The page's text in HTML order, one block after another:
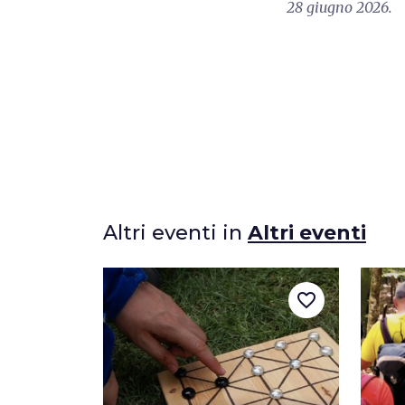
28 giugno 2026.
Altri eventi in Altri eventi
favorite_border